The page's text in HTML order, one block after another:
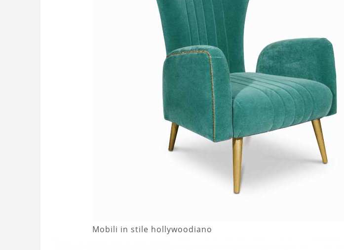
Mobili in stile hollywoodiano